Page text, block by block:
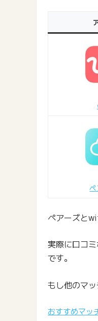
ペアーズと
実際に口コ
です。
もし他のマ
おすすめマッ